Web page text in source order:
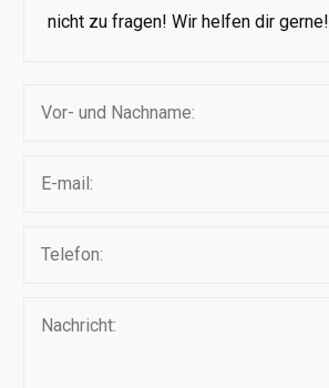
nicht zu fragen! Wir helfen dir gerne!